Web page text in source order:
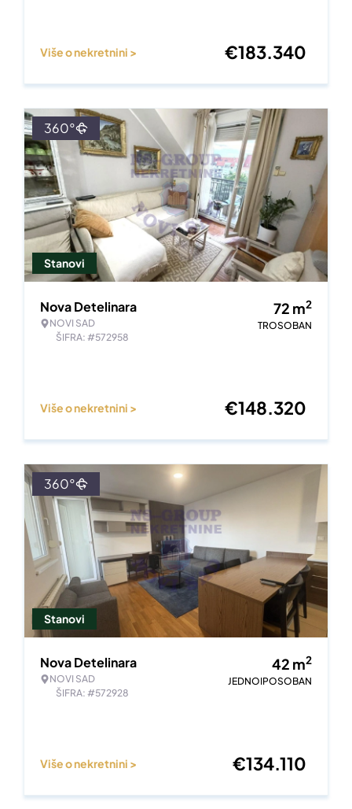
Više o nekretnini > €183.340
Stanovi
360°
Nova Detelinara
NOVI SAD
ŠIFRA: #572958
72 m2
TROSOBAN
Više o nekretnini > €148.320
Stanovi
360°
Nova Detelinara
NOVI SAD
ŠIFRA: #572928
42 m2
JEDNOIPOSOBAN
Više o nekretnini > €134.110